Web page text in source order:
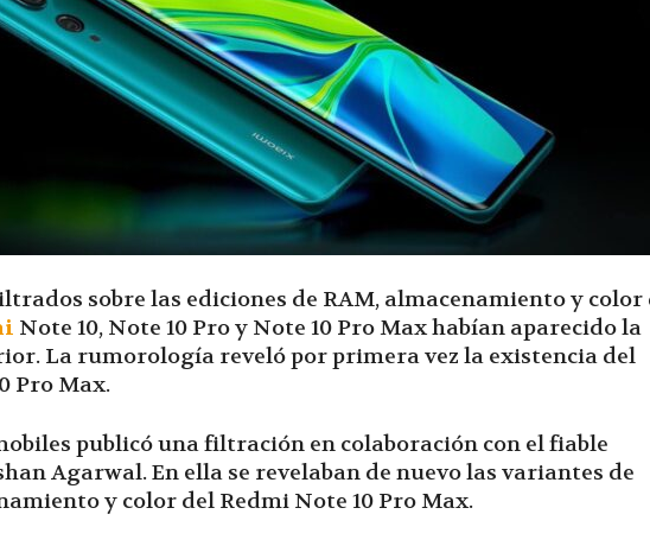
Hora
|
sobre las ediciones de RAM, almacenamiento y color
Note 10, Note 10 Pro y Note 10 Pro Max habían aparecido la
La rumorología reveló por primera vez la existencia del
Pro Max.
publicó una filtración en colaboración con el fiable
Agarwal. En ella se revelaban de nuevo las variantes de
y color del Redmi Note 10 Pro Max.